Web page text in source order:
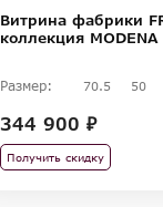
Витрина фабрики
коллекция MODENA
Размер: 70.5 50
344 900 ₽
Получить скидку